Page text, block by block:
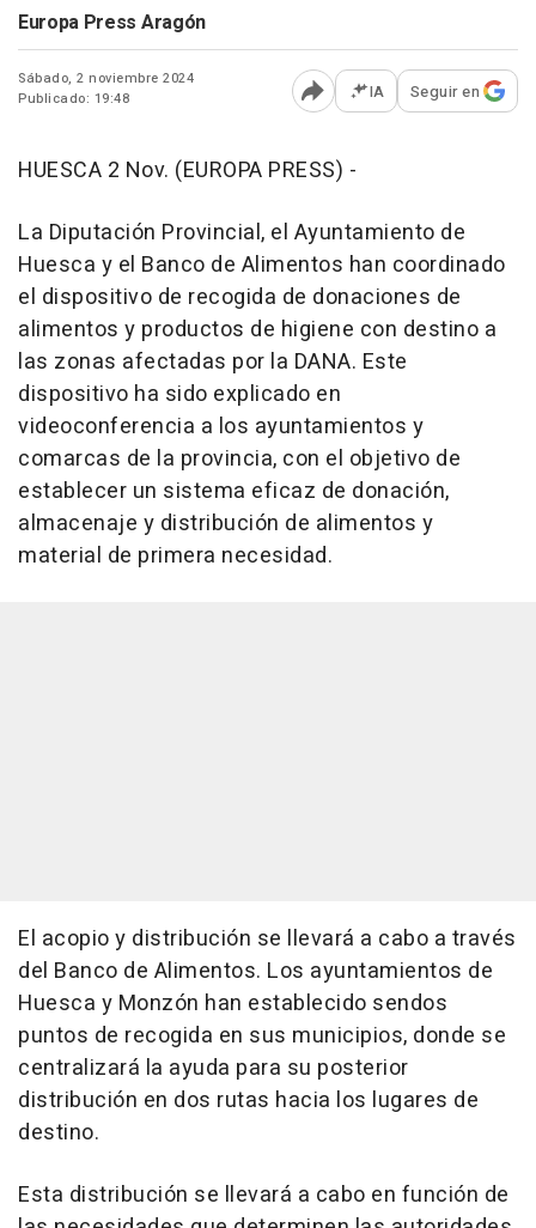
Europa Press Aragón
Sábado, 2 noviembre 2024
Publicado: 19:48
Abrir opciones para
IA Seguir en
HUESCA 2 Nov. (EUROPA PRESS) -
La Diputación Provincial, el Ayuntamiento de
Huesca y el Banco de Alimentos han coordinado
el dispositivo de recogida de donaciones de
alimentos y productos de higiene con destino a
las zonas afectadas por la DANA. Este
dispositivo ha sido explicado en
videoconferencia a los ayuntamientos y
comarcas de la provincia, con el objetivo de
establecer un sistema eficaz de donación,
almacenaje y distribución de alimentos y
material de primera necesidad.
El acopio y distribución se llevará a cabo a través
del Banco de Alimentos. Los ayuntamientos de
Huesca y Monzón han establecido sendos
puntos de recogida en sus municipios, donde se
centralizará la ayuda para su posterior
distribución en dos rutas hacia los lugares de
destino.
Esta distribución se llevará a cabo en función de